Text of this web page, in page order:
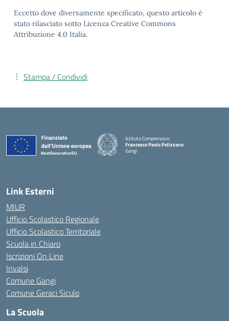
Eccetto dove diversamente specificato, questo articolo è
stato rilasciato sotto Licenza Creative Commons
Attribuzione 4.0 Italia.
Stampa / Condividi
Istituto Comprensivo
Francesco Paolo Polizzano
Gangi
— Visita la pagina iniziale della scuola
Link Esterni
MIUR
Ufficio Scolastico Regionale
Ufficio Scolastico Territoriale
Scuola in Chiaro
Iscrizioni On Line
Invalsi
Comune Gangi
Comune Geraci Siculo
La Scuola